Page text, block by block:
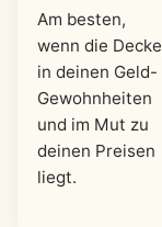
Am besten,
wenn die Decke
in deinen Geld-
Gewohnheiten
und im Mut zu
deinen Preisen
liegt.